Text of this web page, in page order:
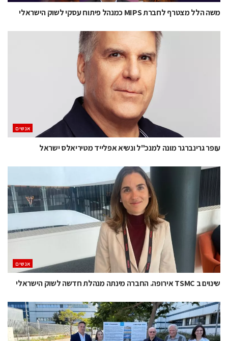
משה הלל מצטרף לחברת MIPS כמנהל פיתוח עסקי לשוק הישראלי
אנשים
עופר גרינברגר מונה למנכ"ל ונשיא אפלייד מטיריאלס ישראל
אנשים
שינוים ב TSMC אירופה. החברה מינתה מנהלת חדשה לשוק הישראלי